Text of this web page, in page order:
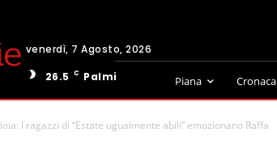
venerdì, 7 Agosto, 2026
26.5
C Palmi Piana Cronaca
I ragazzi di “Estate ugualmente abili” emozionano Raffa